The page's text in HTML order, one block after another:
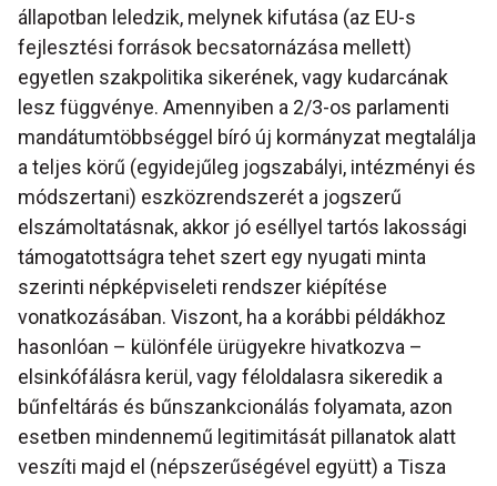
állapotban leledzik, melynek kifutása (az EU-s
fejlesztési források becsatornázása mellett)
egyetlen szakpolitika sikerének, vagy kudarcának
lesz függvénye. Amennyiben a 2/3-os parlamenti
mandátumtöbbséggel bíró új kormányzat megtalálja
a teljes körű (egyidejűleg jogszabályi, intézményi és
módszertani) eszközrendszerét a jogszerű
elszámoltatásnak, akkor jó eséllyel tartós lakossági
támogatottságra tehet szert egy nyugati minta
szerinti népképviseleti rendszer kiépítése
vonatkozásában. Viszont, ha a korábbi példákhoz
hasonlóan – különféle ürügyekre hivatkozva –
elsinkófálásra kerül, vagy féloldalasra sikeredik a
bűnfeltárás és bűnszankcionálás folyamata, azon
esetben mindennemű legitimitását pillanatok alatt
veszíti majd el (népszerűségével együtt) a Tisza